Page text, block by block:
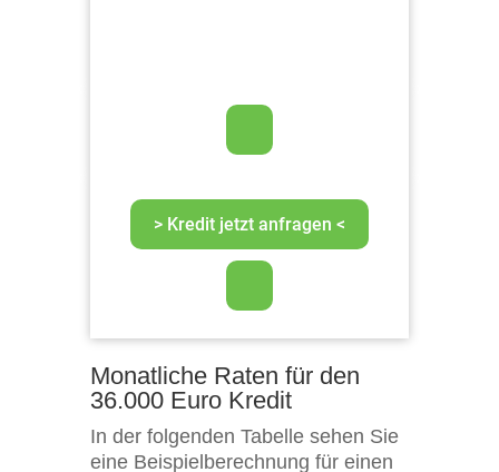
Monatliche Raten für den
36.000 Euro Kredit
In der folgenden Tabelle sehen Sie
eine Beispielberechnung für einen